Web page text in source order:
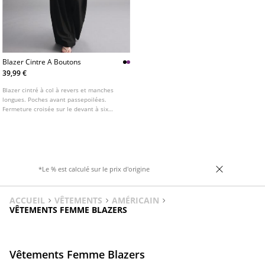
Blazer Cintre A Boutons
39,99 €
Blazer cintré à col à revers et manches
longues. Poches avant passepoilées.
Fermeture croisée sur le devant à six
*Le % est calculé sur le prix d'origine
ACCUEIL VÊTEMENTS
AMÉRICAIN
VÊTEMENTS FEMME BLAZERS
Vêtements Femme Blazers